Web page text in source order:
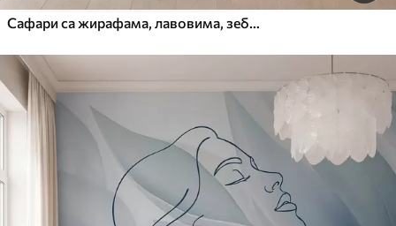
Сафари са жирафама, лавовима, зебрама и тропским дрвећем